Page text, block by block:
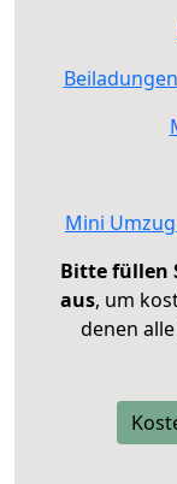
Mini
Bitte füllen
aus, um
denen